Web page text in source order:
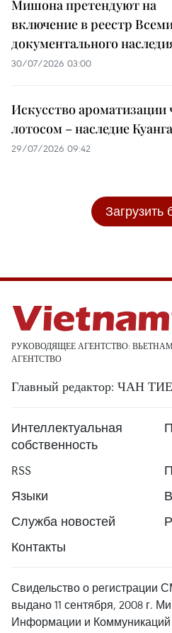
Мишона претендуют на
включение в реестр
документального
30/07/2026 03:00
Искусство ароматизации
лотосом – наследие
29/07/2026 09:42
Загрузить
РУКОВОДЯЩЕЕ АГЕНТСТВО:
АГЕНТСТВО
Главный редактор: ЧАН
Интеллектуальная
собственность
RSS
Языки
Служба новостей
Контакты
Свидельство о регистрации
выдано 11 сентября, 2008 г.
Информации и Коммуникаций